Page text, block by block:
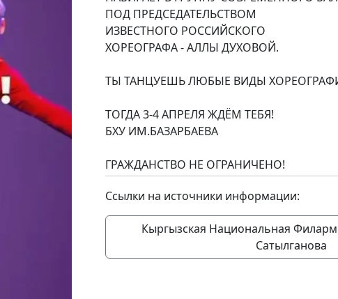
ПОД ПРЕДСЕДАТЕЛЬСТВОМ
ИЗВЕСТНОГО РОССИЙСКОГО
ХОРЕОГРАФА - АЛЛЫ ДУХОВОЙ.
ТЫ ТАНЦУЕШЬ ЛЮБЫЕ ВИДЫ
ТОГДА 3-4 АПРЕЛЯ ЖДЁМ ТЕБЯ!
БХУ ИМ.БАЗАРБАЕВА
ГРАЖДАНСТВО НЕ ОГРАНИЧЕНО!
Ссылки на источники информации:
Кыргызская Национальная
Сатылганова